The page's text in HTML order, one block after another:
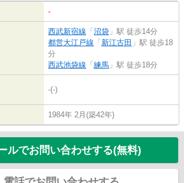
-
西武新宿線 「 沼袋 」駅 徒歩14分
都営大江戸線 「 新江古田 」駅 徒歩18
分
西武池袋線 「 練馬 」駅 徒歩18分
-(-)
1984年 2月(築42年)
ルでお問い合わせする(無料)